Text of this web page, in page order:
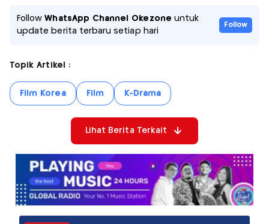
FollowWhatsApp Channel Okezone untuk
update berita terbaru setiap hari
Follow
Topik Artikel :
Film Korea Film K-Drama
Lihat Berita Terkait